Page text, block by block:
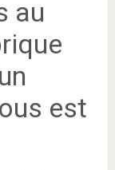
au
est